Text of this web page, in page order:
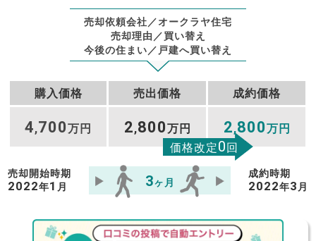
売却依頼会社／オークラヤ住宅
売却理由／買い替え
今後の住まい／戸建へ買い替え
購入価格 売出価格 成約価格
4,700万円 2,800万円 2,800万円
価格改定0回
売却開始時期
2022年1 月 3ヶ月
成約時期
2022年3 月